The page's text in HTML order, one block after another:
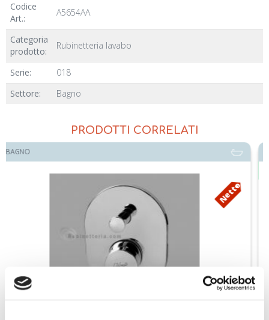
Codice
Art.:
A5654AA
Categoria
prodotto:
Rubinetteria lavabo
Serie:
018
Settore:
Bagno
PRODOTTI CORRELATI
BAGNO
Netto